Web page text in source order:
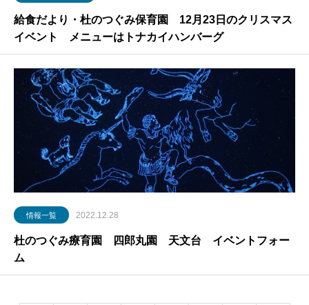
給食だより・杜のつぐみ保育園 12月23日のクリスマス
イベント メニューはトナカイハンバーグ
情報一覧 2022.12.28
杜のつぐみ療育園 四郎丸園 天文台 イベントフォー
ム